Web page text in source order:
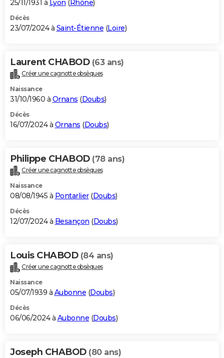
25/11/1931 à Lyon ( Rhône)
Décès
23/07/2024 à Saint-Étienne (Loire)
Laurent CHABOD (63 ans)
Créer une cagnotte obsèques
Naissance
31/10/1960 à Ornans (Doubs)
Décès
16/07/2024 à Ornans (Doubs)
Philippe CHABOD (78 ans)
Créer une cagnotte obsèques
Naissance
08/08/1945 à Pontarlier(Doubs)
Décès
12/07/2024 à Besançon (Doubs)
Louis CHABOD (84 ans)
Créer une cagnotte obsèques
Naissance
05/07/1939 à Aubonne (Doubs)
Décès
06/06/2024 à Aubonne (Doubs)
Joseph CHABOD (80 ans)